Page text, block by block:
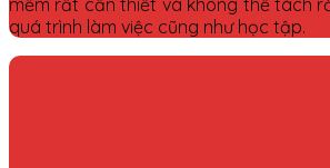
quá trình làm việc cũng như học tập.